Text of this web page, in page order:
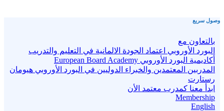
وصول سريع
بالتعاون مع
البورد الأوروبي اعتماد الجودة الالمانية في التعليم والتدريب
أكاديمية البورد الأوروبي European Board Academy
المدربين المعتمدين والخبراء الدوليين في البورد الأوروبي هيومان
رستارت
ابدأ معنا كمدرب معتمد الأن
Membership
English